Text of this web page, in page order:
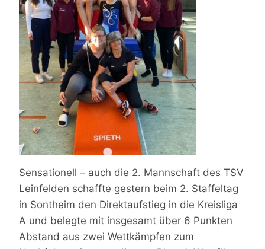
Sensationell – auch die 2. Mannschaft des TSV
Leinfelden schaffte gestern beim 2. Staffeltag
in Sontheim den Direktaufstieg in die Kreisliga
A und belegte mit insgesamt über 6 Punkten
Abstand aus zwei Wettkämpfen zum